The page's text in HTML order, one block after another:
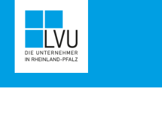
springen